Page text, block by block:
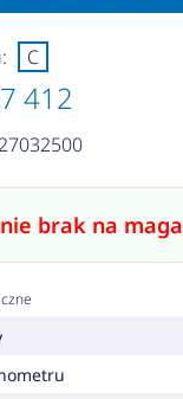
412
C
brak na